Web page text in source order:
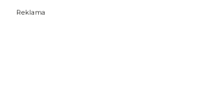
Reklama